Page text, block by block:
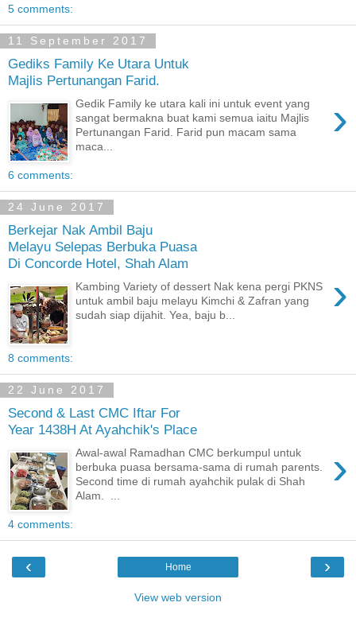
5 comments:
11 September 2017
Gediks Family Ke Utara Untuk
Majlis Pertunangan Farid.
›
Gedik Family ke utara kali ini untuk event yang
sangat bermakna buat kami semua iaitu Majlis
Pertunangan Farid. Farid pun macam sama
maca...
6 comments:
24 June 2017
Berkejar Nak Ambil Baju
Melayu Selepas Berbuka Puasa
Di Concorde Hotel, Shah Alam
›
Kambing Variety of dessert Nak kena pergi PKNS
untuk ambil baju melayu Kimchi & Zafran yang
sudah siap dijahit. Yea, baju b...
8 comments:
22 June 2017
Second & Last CMC Iftar For
Year 1438H At Ayahchik's Place
›
Awal-awal Ramadhan CMC berkumpul untuk
berbuka puasa bersama-sama di rumah parents.
Second time di rumah ayahchik pulak di Shah
Alam. ...
4 comments:
‹ ›
Home
View web version